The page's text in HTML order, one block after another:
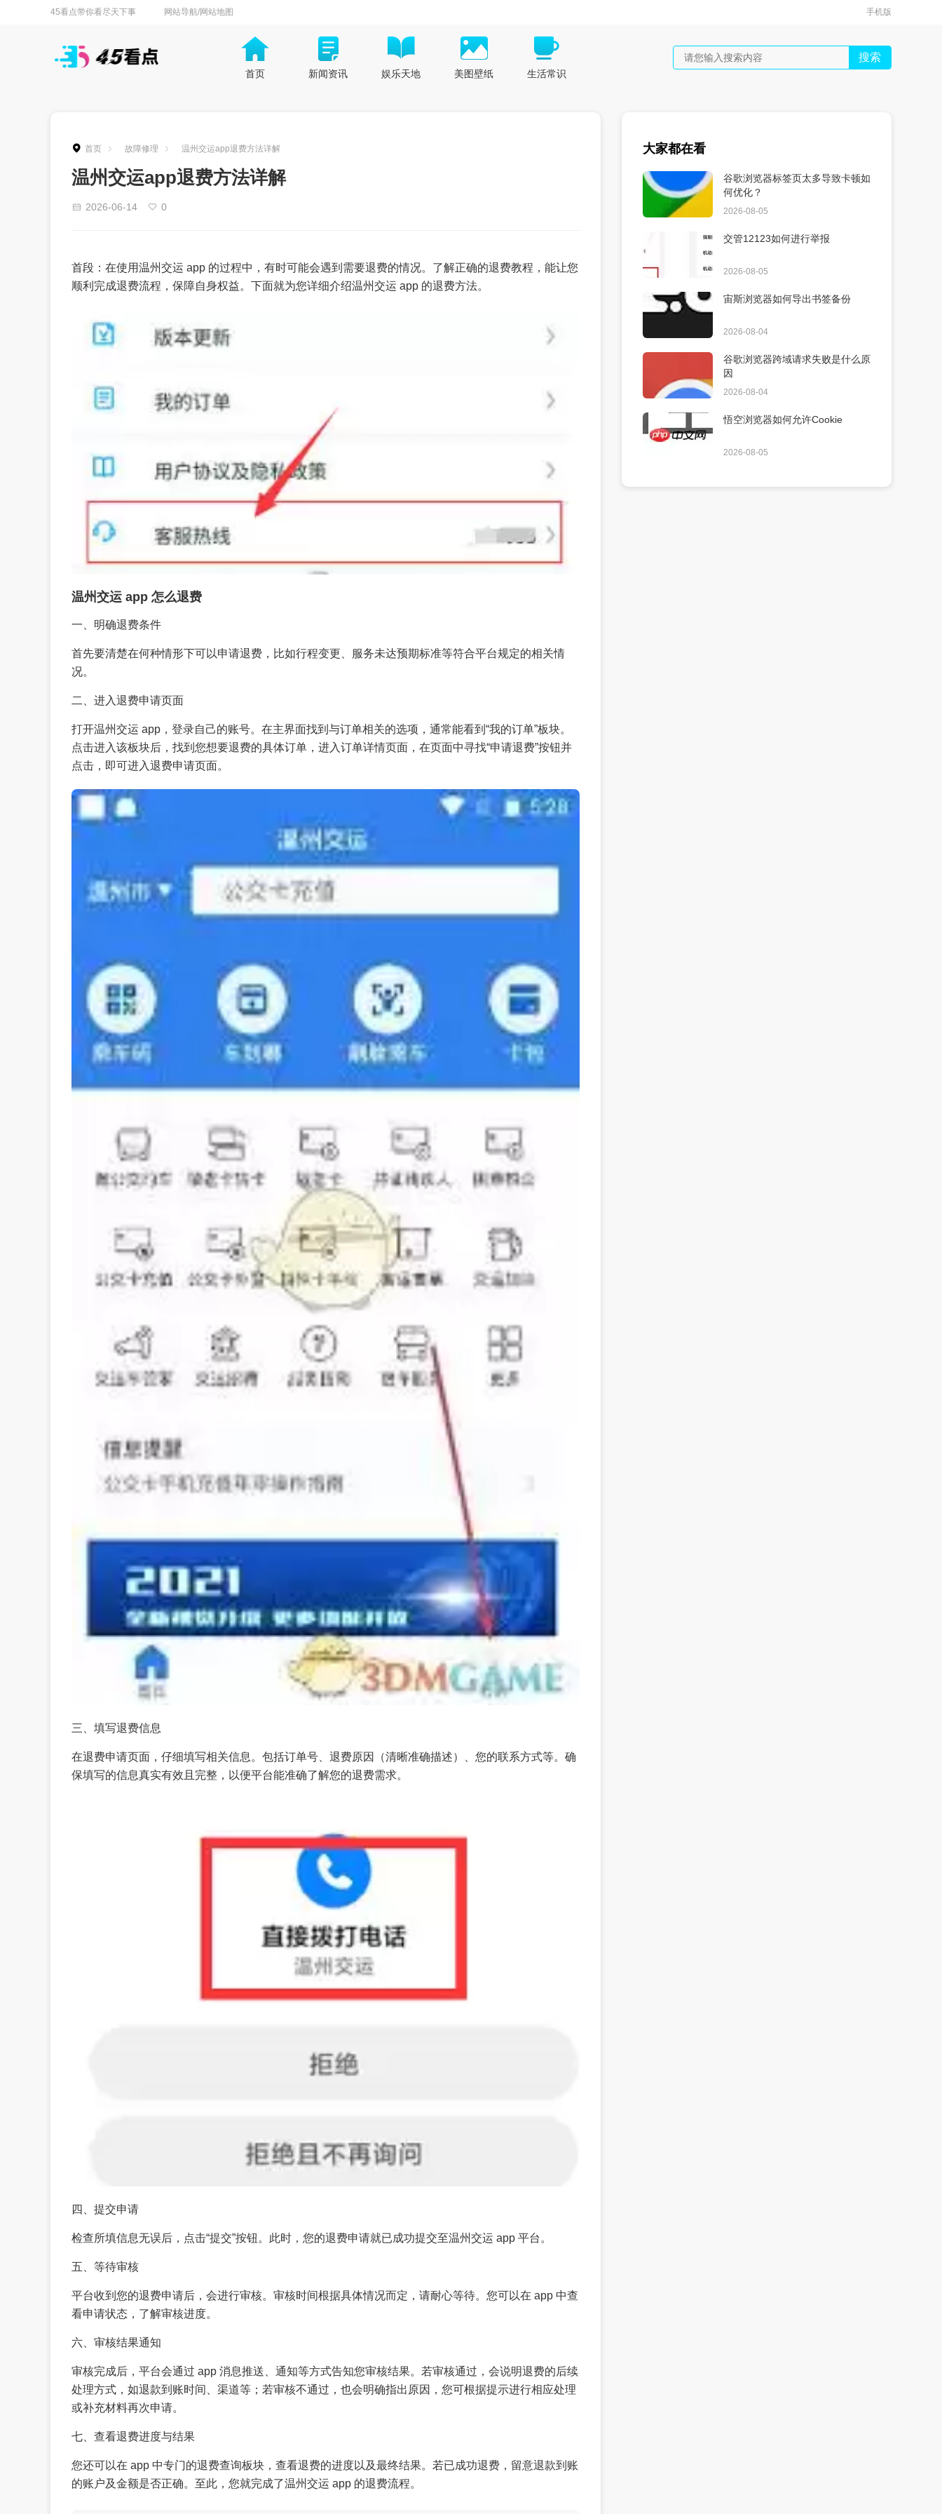
45看点带你看尽天下事 网站导航/网站地图 手机版
首页 新闻资讯 娱乐天地 美图壁纸 生活常识
搜索
首页 故障修理 温州交运app退费方法详解
温州交运app退费方法详解
2026-06-14 0
首段：在使用温州交运 app 的过程中，有时可能会遇到需要退费的情况。了解正确的退费教程，能让您
顺利完成退费流程，保障自身权益。下面就为您详细介绍温州交运 app 的退费方法。
温州交运 app 怎么退费
一、明确退费条件
首先要清楚在何种情形下可以申请退费，比如行程变更、服务未达预期标准等符合平台规定的相关情
况。
二、进入退费申请页面
打开温州交运 app，登录自己的账号。在主界面找到与订单相关的选项，通常能看到“我的订单”板块。
点击进入该板块后，找到您想要退费的具体订单，进入订单详情页面，在页面中寻找“申请退费”按钮并
点击，即可进入退费申请页面。
三、填写退费信息
在退费申请页面，仔细填写相关信息。包括订单号、退费原因（清晰准确描述）、您的联系方式等。确
保填写的信息真实有效且完整，以便平台能准确了解您的退费需求。
四、提交申请
检查所填信息无误后，点击“提交”按钮。此时，您的退费申请就已成功提交至温州交运 app 平台。
五、等待审核
平台收到您的退费申请后，会进行审核。审核时间根据具体情况而定，请耐心等待。您可以在 app 中查
看申请状态，了解审核进度。
六、审核结果通知
审核完成后，平台会通过 app 消息推送、通知等方式告知您审核结果。若审核通过，会说明退费的后续
处理方式，如退款到账时间、渠道等；若审核不通过，也会明确指出原因，您可根据提示进行相应处理
或补充材料再次申请。
七、查看退费进度与结果
您还可以在 app 中专门的退费查询板块，查看退费的进度以及最终结果。若已成功退费，留意退款到账
的账户及金额是否正确。至此，您就完成了温州交运 app 的退费流程。
大家都在看
谷歌浏览器标签页太多导致卡顿如
何优化？
2026-08-05
交管12123如何进行举报
2026-08-05
宙斯浏览器如何导出书签备份
2026-08-04
谷歌浏览器跨域请求失败是什么原
因
2026-08-04
悟空浏览器如何允许Cookie
2026-08-05